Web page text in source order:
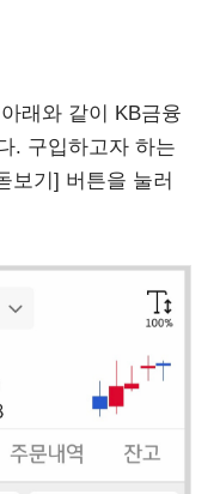
래와 같이 KB금융
. 구입하고자 하는
보기] 버튼을 눌러